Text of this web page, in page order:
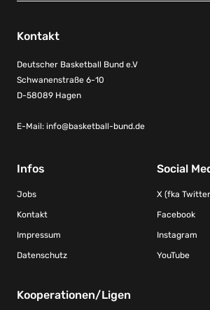
Kontakt
Deutscher Basketball Bund e.V
Schwanenstraße 6-10
D-58089 Hagen
E-Mail: info@basketball-bund.de
Infos
Jobs
Kontakt
Impressum
Datenschutz
Social
X (fka
Facebook
Instagram
YouTube
Kooperationen/Ligen